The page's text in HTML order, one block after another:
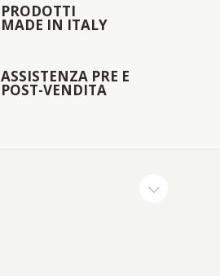
PRODOTTI
MADE IN ITALY
ASSISTENZA PRE E
POST-VENDITA